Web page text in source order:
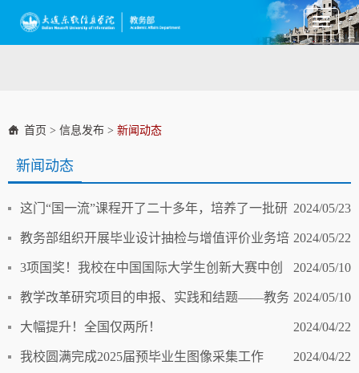
Toggle
首页 > 信息发布 > 新闻动态
新闻动态
2024/05/23
这门“国一流”课程开了二十多年，培养了一批研
发工程师！
2024/05/22
教务部组织开展毕业设计抽检与增值评价业务培
训交流
2024/05/10
3项国奖！我校在中国国际大学生创新大赛中创
历史新高
2024/05/10
教学改革研究项目的申报、实践和结题——教务
部组织开展教务管理业务培训
2024/04/22
大幅提升！全国仅两所！
2024/04/22
我校圆满完成2025届预毕业生图像采集工作